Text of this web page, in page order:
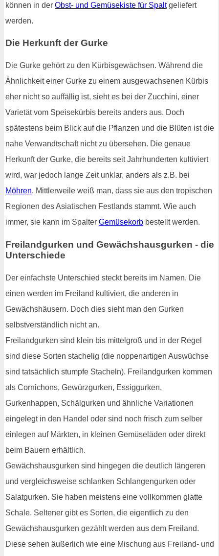
können in der Obst- und Gemüsekiste für Spaltgeliefert
werden.
Die Herkunft der Gurke
Die Gurke gehört zu den Kürbisgewächsen. Während die
Ähnlichkeit einer Gurke zu einem ausgewachsenen Kürbis
eher nicht so auffällig ist, sieht es bei der Zucchini, einer
Varietät vom Speisekürbis bereits anders aus. Doch
spätestens beim Blick auf die Pflanzen und die Blüten ist die
nahe Verwandtschaft nicht zu übersehen. Die genaue
Herkunft der Gurke, die bereits seit Jahrhunderten kultiviert
wird, war jedoch lange Zeit unklar, anders als z.B. bei
Möhren. Mittlerweile weiß man, dass sie aus den tropischen
Regionen des Asiatischen Festlands stammt. Wie auch
immer, sie kann im Spalter Gemüsekorb bestellt werden.
Freilandgurken und Gewächshausgurken - die
Unterschiede
Der einfachste Unterschied steckt bereits im Namen. Die
einen werden im Freiland kultiviert, die anderen in
Gewächshäusern. Doch dies sieht man den Gurken
selbstverständlich nicht an.
Freilandgurken sind klein bis mittelgroß und in der Regel
sind diese Sorten stachelig (die noppenartigen Auswüchse
sind tatsächlich stumpfe Stacheln). Freilandgurken kommen
als Cornichons, Gewürzgurken, Essiggurken,
Gurkenhappen, Schälgurken und ähnliche Variationen
eingelegt in den Handel oder sind noch frisch zum selber
einlegen auf Märkten, in kleinen Gemüseläden oder direkt
beim Bauern erhältlich.
Gewächshausgurken sind hingegen die deutlich längeren
und vergleichsweise schlanken Schlangengurken oder
Salatgurken. Sie haben meistens eine vollkommen glatte
Schale. Seltener gibt es Sorten, die eigentlich zu den
Gewächshausgurken gezählt werden aus dem Freiland.
Diese sehen äußerlich wie eine Mischung aus Freiland- und